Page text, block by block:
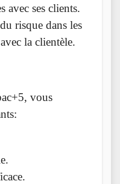
avec ses clients.
risque dans les
la clientèle.
vous